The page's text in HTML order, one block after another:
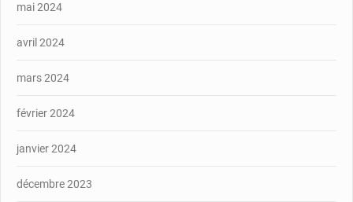
mai 2024
avril 2024
mars 2024
février 2024
janvier 2024
décembre 2023